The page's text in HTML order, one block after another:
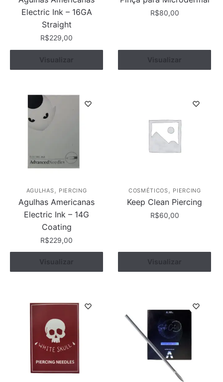
Electric Ink – 16GA
Straight
R$229,00
Comprar
Visualizar
R$80,00
Comprar
Visualizar
AGULHAS , PIERCING
Agulhas Americanas
Electric Ink – 14G
Coating
R$229,00
Comprar
Visualizar
COSMÉTICOS , PIERCING
Keep Clean Piercing
R$60,00
Comprar
Visualizar